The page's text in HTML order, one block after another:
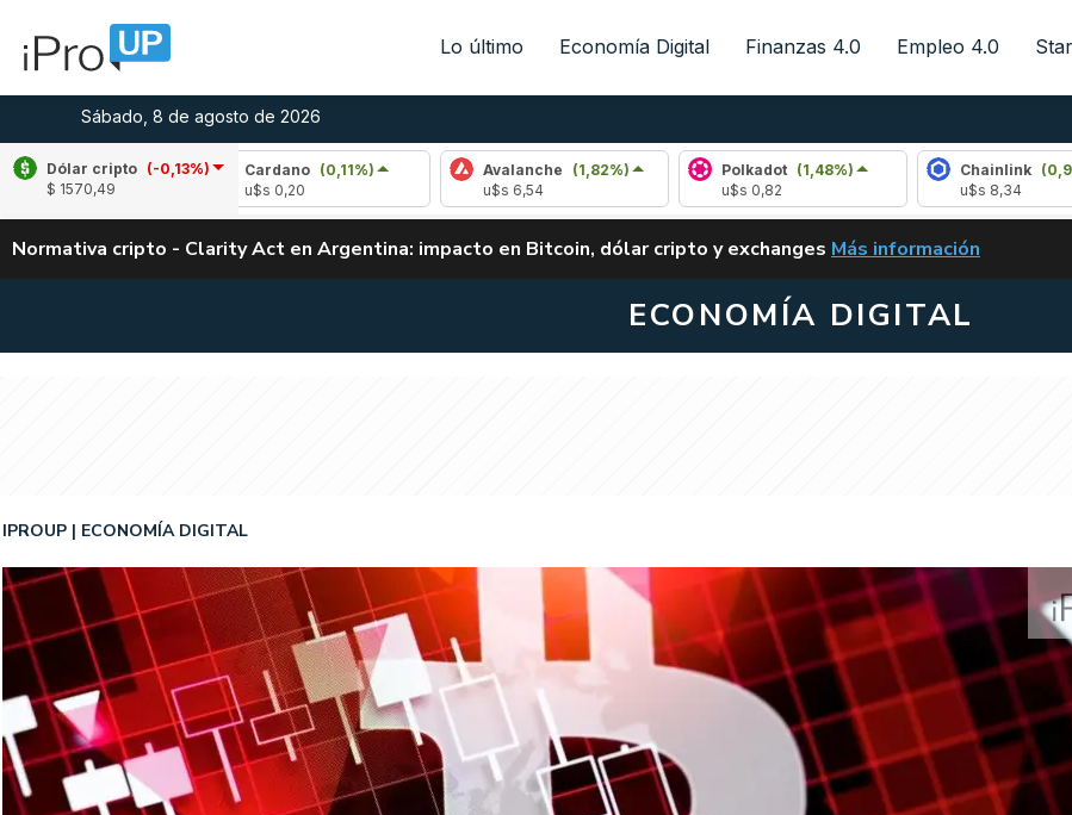
Lo último Economía Digital Finanzas 4.0 Empleo 4.0
Sábado, 8 de agosto de 2026
Dólar cripto (-0,13%)
$ 1570,49
(2,76%)
Cardano (0,11%)
Avalanche
(1,82%)
Polkadot (1,48%)
Chainlink (0,90%)
Normativa cripto - Clarity Act en Argentina: impacto en Bitcoin, dólar cripto y exchanges CLARITY ACT EN
Más información
ECONOMÍA DIGITAL
IPROUP ECONOMÍA DIGITAL